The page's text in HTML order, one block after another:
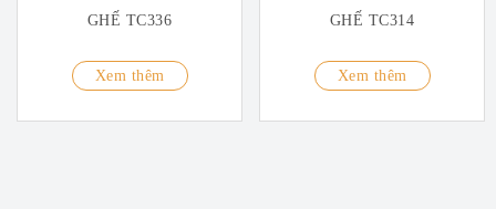
GHẾ TC336
Xem thêm
GHẾ TC314
Xem thêm